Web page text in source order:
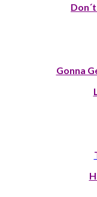
Gonna